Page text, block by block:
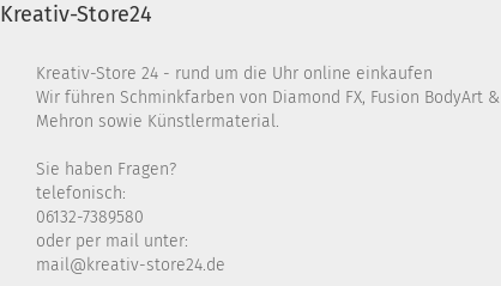
Kreativ-Store24
Kreativ-Store 24 - rund um die Uhr online einkaufen
Wir führen Schminkfarben von Diamond FX, Fusion BodyArt &
Mehron sowie Künstlermaterial.
Sie haben Fragen?
telefonisch:
06132-7389580
oder per mail unter:
mail@kreativ-store24.de